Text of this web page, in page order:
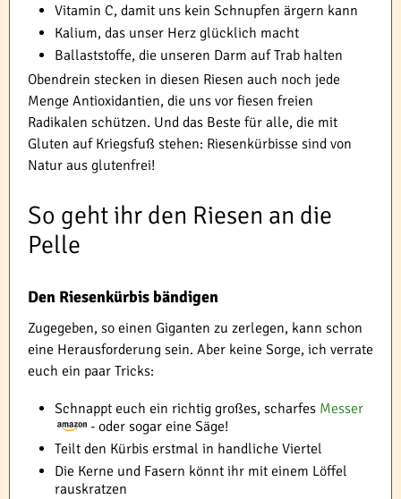
Vitamin C, damit uns kein Schnupfen ärgern kann
Kalium, das unser Herz glücklich macht
Ballaststoffe, die unseren Darm auf Trab halten
Obendrein stecken in diesen Riesen auch noch jede
Menge Antioxidantien, die uns vor fiesen freien
Radikalen schützen. Und das Beste für alle, die mit
Gluten auf Kriegsfuß stehen: Riesenkürbisse sind von
Natur aus glutenfrei!
So geht ihr den Riesen an die
Pelle
Den Riesenkürbis bändigen
Zugegeben, so einen Giganten zu zerlegen, kann schon
eine Herausforderung sein. Aber keine Sorge, ich verrate
euch ein paar Tricks:
Schnappt euch ein richtig großes, scharfes Messer
- oder sogar eine Säge!
Teilt den Kürbis erstmal in handliche Viertel
Die Kerne und Fasern könnt ihr mit einem Löffel
rauskratzen